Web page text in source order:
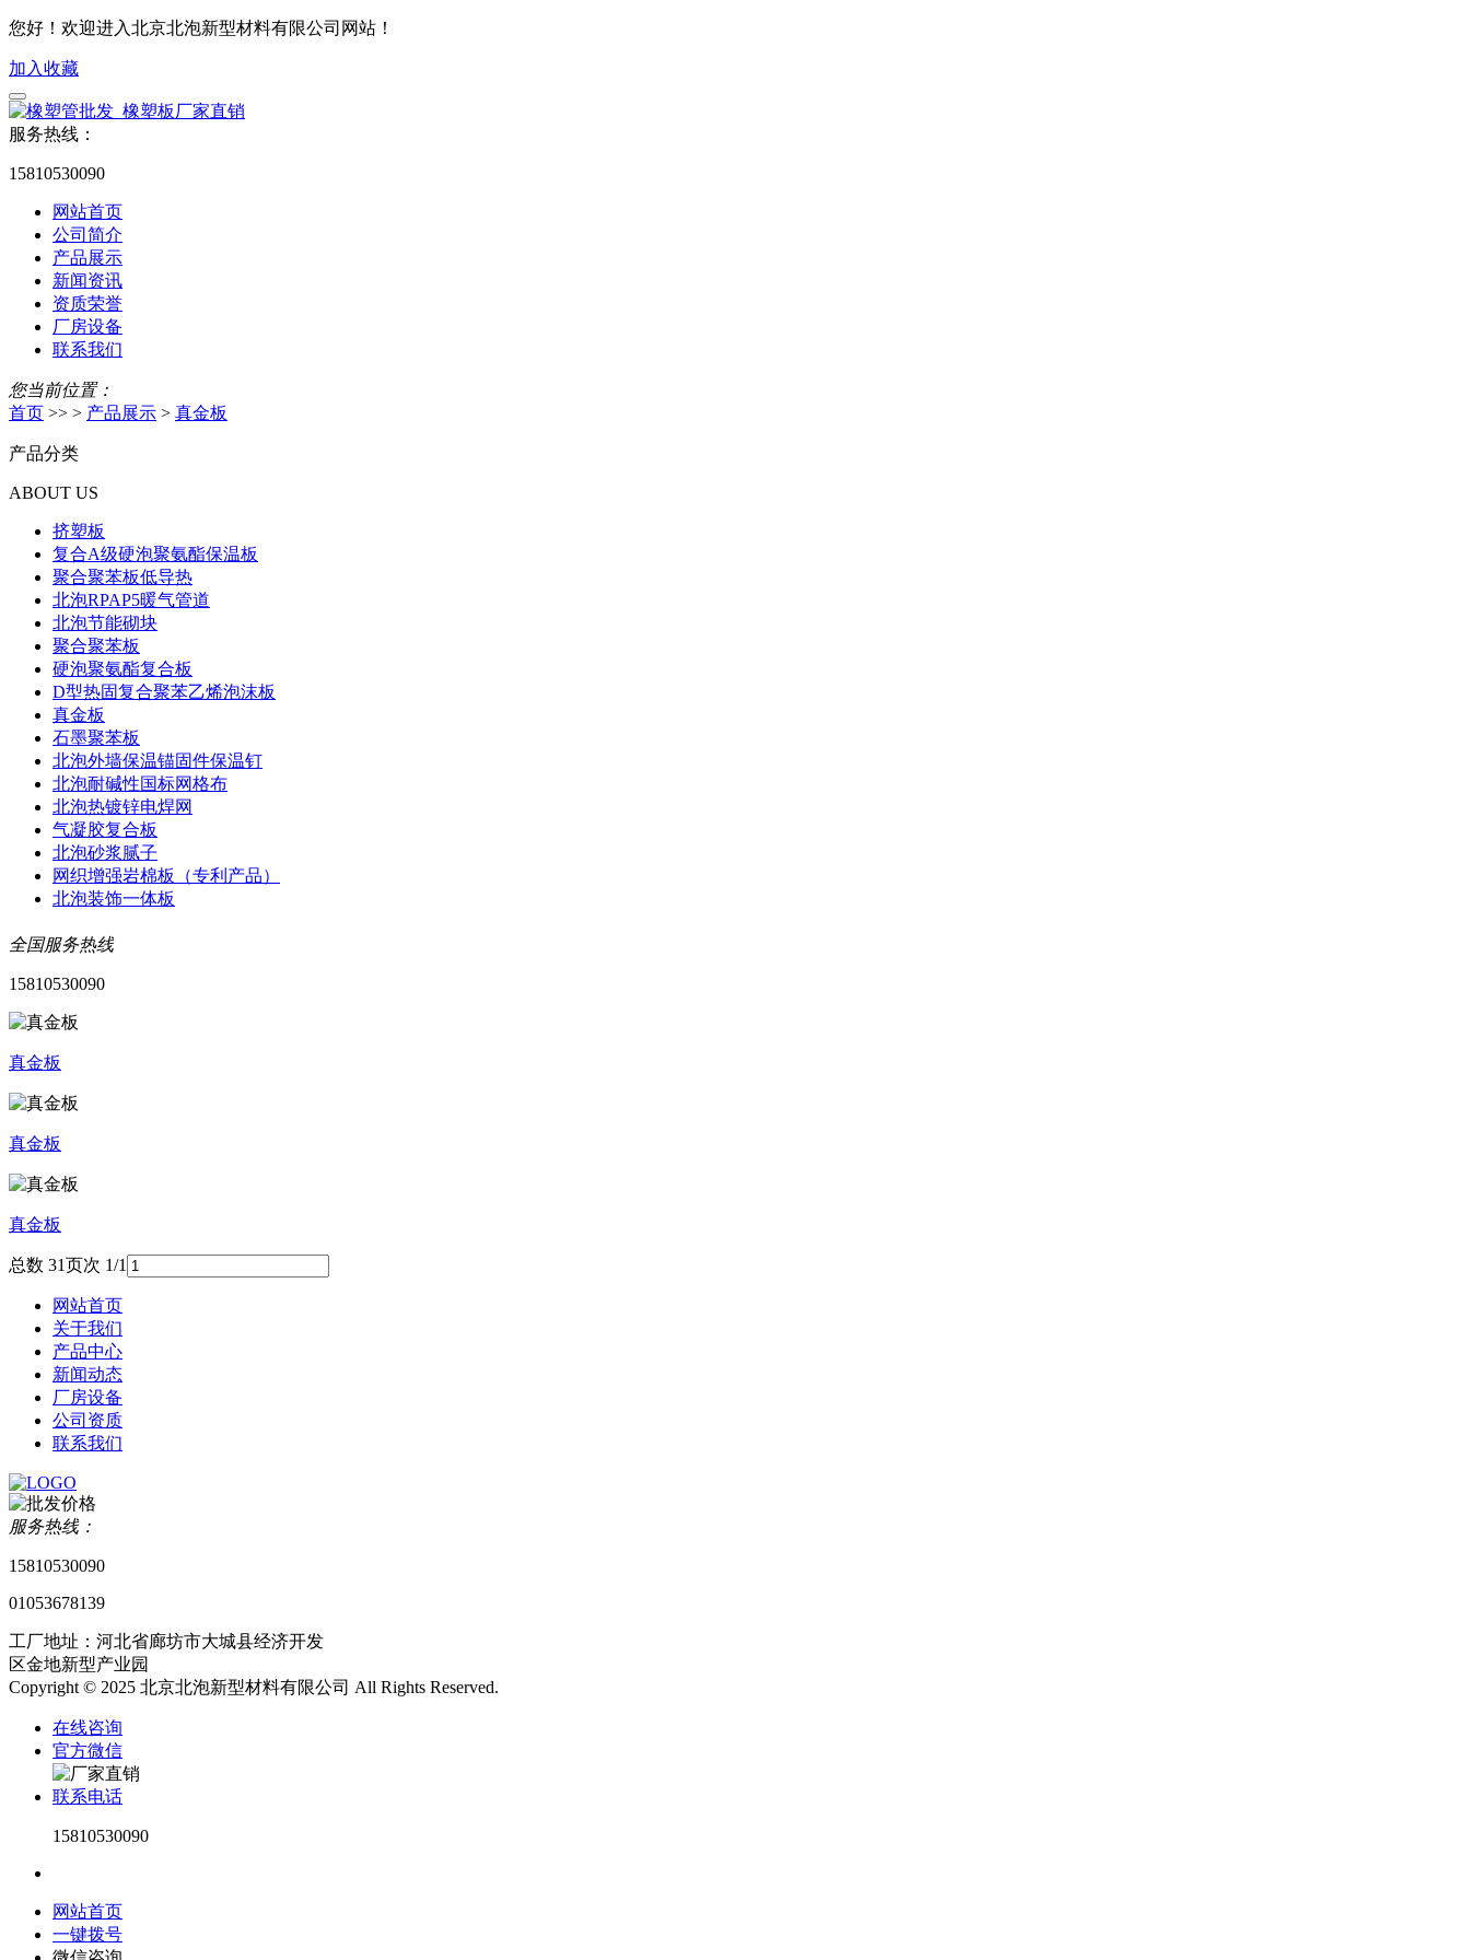
您好！欢迎进入北京北泡新型材料有限公司网站！
加入收藏
服务热线：
15810530090
网站首页
公司简介
产品展示
新闻资讯
资质荣誉
厂房设备
联系我们
您当前位置：
首页 >> > 产品展示 > 真金板
产品分类
ABOUT US
挤塑板
复合A级硬泡聚氨酯保温板
聚合聚苯板低导热
北泡RPAP5暖气管道
北泡节能砌块
聚合聚苯板
硬泡聚氨酯复合板
D型热固复合聚苯乙烯泡沫板
真金板
石墨聚苯板
北泡外墙保温锚固件保温钉
北泡耐碱性国标网格布
北泡热镀锌电焊网
气凝胶复合板
北泡砂浆腻子
网织增强岩棉板（专利产品）
北泡装饰一体板
全国服务热线
15810530090
真金板
真金板
真金板
总数 31页次 1/1
网站首页
关于我们
产品中心
新闻动态
厂房设备
公司资质
联系我们
服务热线：
15810530090
01053678139
工厂地址：河北省廊坊市大城县经济开发
区金地新型产业园
Copyright © 2025 北京北泡新型材料有限公司 All Rights Reserved.
在线咨询
官方微信
联系电话
15810530090
网站首页
一键拨号